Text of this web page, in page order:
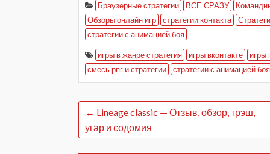
Браузерные стратегии ВСЕ СРАЗУ
Обзоры онлайн игр
стратегии контакта
стратегии с анимацией боя
игры в жанре стратегия игры вконтакте
игры
смесь рпг и стратегии
стратегии с анимацией боя
← Lineage classic — Отзыв, обзор, трэш,
угар и содомия